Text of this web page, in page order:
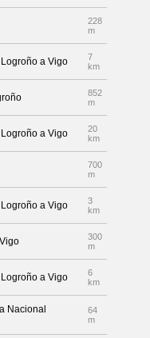
228
m
a Vigo
7
km
852
m
a Vigo
20
km
700
m
a Vigo
3
km
300
m
a Vigo
6
km
Nacional
64
m